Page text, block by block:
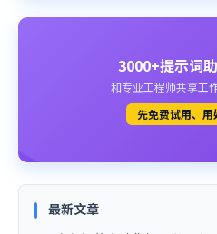
3000+提示词
和专业工程师共享工
先免费试用、
最新文章